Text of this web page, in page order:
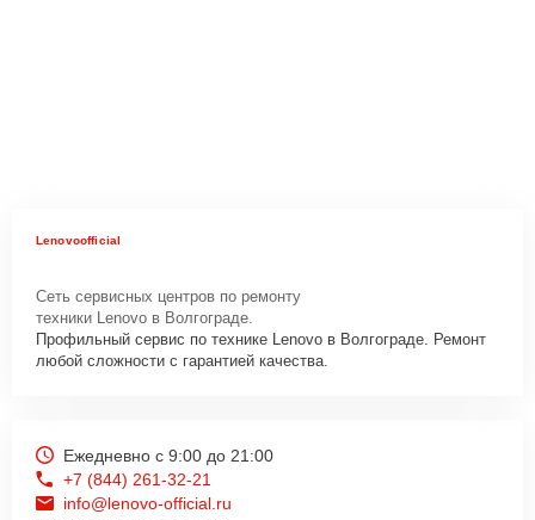
Lenovoofficial
Сеть сервисных центров по ремонту
техники Lenovo в Волгограде.
Профильный сервис по технике Lenovo в Волгограде. Ремонт
любой сложности с гарантией качества.
Ежедневно с 9:00 до 21:00
+7 (844) 261-32-21
info@lenovo-official.ru